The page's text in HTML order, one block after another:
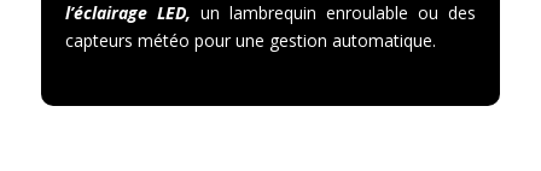
l’éclairage LED, un lambrequin enroulable ou des
capteurs météo pour une gestion automatique.